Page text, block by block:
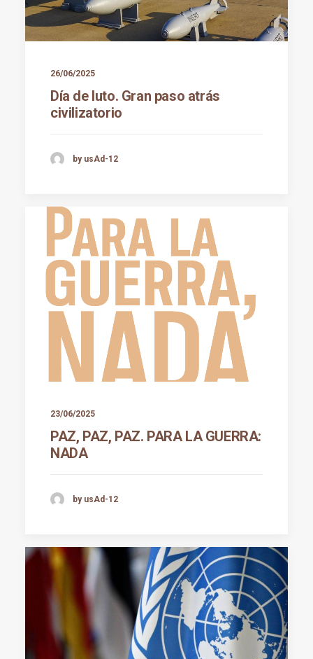
26/06/2025
Día de luto. Gran paso atrás
civilizatorio
by usAd-12
23/06/2025
PAZ, PAZ, PAZ. PARA LA GUERRA:
NADA
by usAd-12